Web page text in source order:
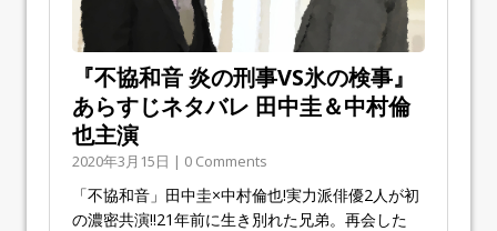
『不協和音 炎の刑事VS氷の検事』
あらすじネタバレ 田中圭＆中村倫
也主演
2020年3月15日 | 0 Comments
「不協和音」田中圭×中村倫也!実力派俳優2人が初
の濃密共演!!21年前に生き別れた兄弟。再会した